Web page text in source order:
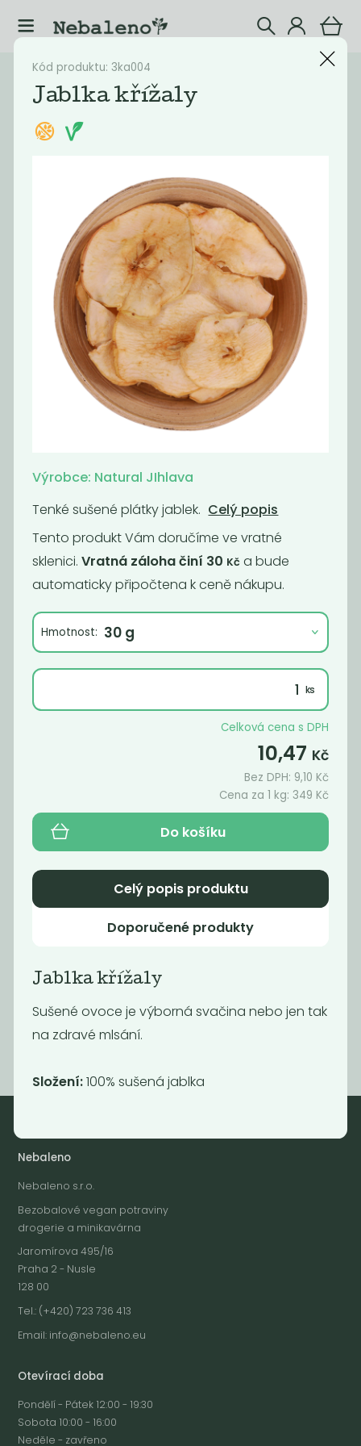
Katalog Potraviny
Filtrovat produkty
Nejlevnější Nejdražší
Bio datle
vypeckované
Pomelo plátky
Sušená rajčata
318
sušený ibiškový
399 / Kg
319Kč/ Kg
Nebaleno
Nebaleno s.r.o.
Bezobalové vegan potraviny
drogerie a minikavárna
Jaromírova 495/16
Praha 2 - Nusle
128 00
Tel.: (+420) 723 736 413
Email: info@nebaleno.eu
Otevírací doba
Pondělí - Pátek 12:00 - 19:30
Sobota 10:00 - 16:00
Neděle - zavřeno
Kód produktu: 3ka004
Jablka křížaly
Výrobce: Natural JIhlava
Tenké sušené plátky jablek. Celý popis
Tento produkt Vám doručíme ve vratné
sklenici. Vratná záloha činí 30 Kč a bude
automaticky připočtena k ceně nákupu.
Hmotnost:
Celková cena s DPH
10,47 Kč
Bez DPH: 9,10 Kč
Cena za 1 kg:349 Kč
Do košíku
Celý popis produktu
Doporučené produkty
Jablka křížaly
Sušené ovoce je výborná svačina nebo jen tak
na zdravé mlsání.
Složení:100% sušená jablka